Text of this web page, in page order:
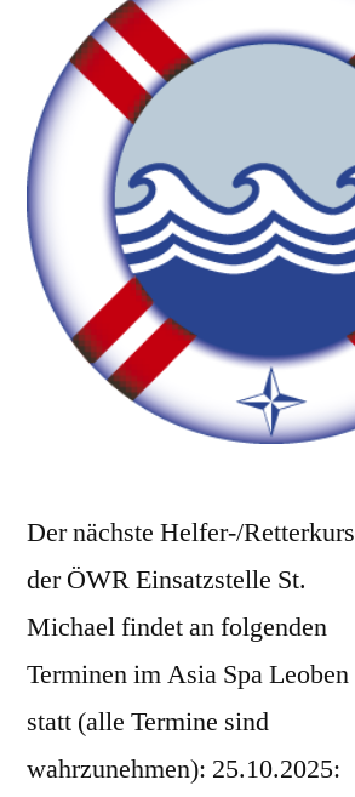
Der nächste Helfer-/Retterkurs
der ÖWR Einsatzstelle St.
Michael findet an folgenden
Terminen im Asia Spa Leoben
statt (alle Termine sind
wahrzunehmen): 25.10.2025: